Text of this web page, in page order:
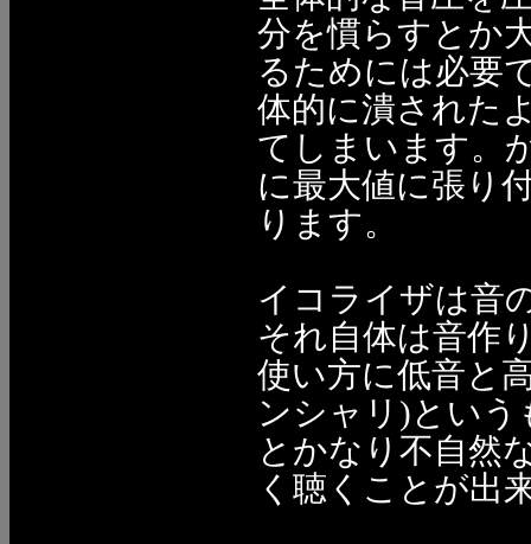
分を慣らすとか
るためには必要
体的に潰された
てしまいます。
に最大値に張り
ります。
イコライザは音
それ自体は音作
使い方に低音と
ンシャリ)とい
とかなり不自然
く聴くことが出